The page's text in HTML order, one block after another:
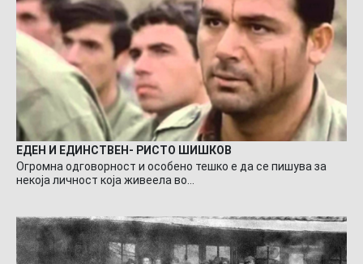
ЕДЕН И ЕДИНСТВЕН- РИСТО ШИШКОВ
Огромна одговорност и особено тешко е да се пишува за
некоја личност која живеела во…